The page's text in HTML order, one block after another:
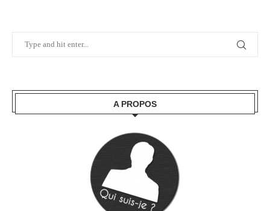
A PROPOS